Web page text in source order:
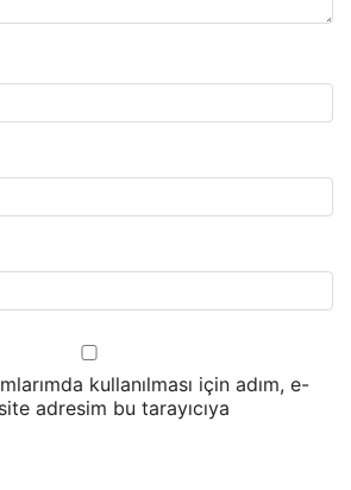
kullanılması için adım, e-
adresim bu tarayıcıya